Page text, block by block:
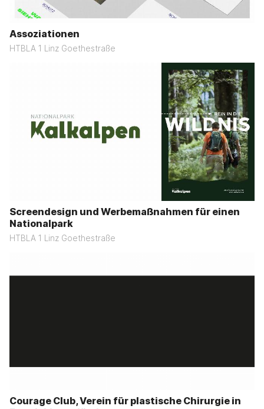
Assoziationen
HTBLA 1 Linz Goethestraße
Screendesign und Werbemaßnahmen für einen
Nationalpark
HTBLA 1 Linz Goethestraße
Courage Club, Verein für plastische Chirurgie in